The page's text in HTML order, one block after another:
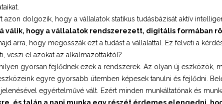
azon dolgozik, hogy a vállalatok statikus tudásbázisát aktív
válik, hogy a vállalatok rendszerezett, digitális formában
arra, hogy megosszák ezt a tudást a vállalattal. Ez felveti a
veszi el azokat az alkalmazottaktól?
gyorsan fejlődnek ezek a rendszerek. Az olyan új eszközök,
egyre gyorsabb ütemben képesek tanulni és fejlődni.
egyértelművé vált. Ezért minden munkáltatónak és